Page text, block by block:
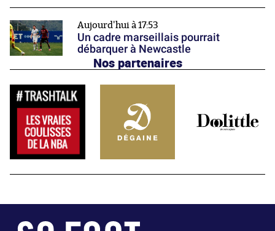
Aujourd'hui à 17:53
Un cadre marseillais pourrait
débarquer à Newcastle
Nos partenaires